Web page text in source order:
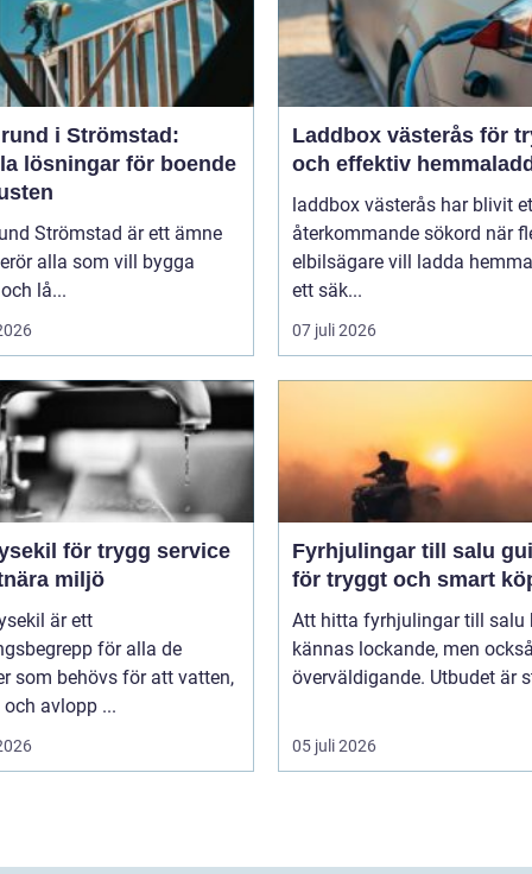
i Strömstad:
lösningar för boende
Strömstad är ett ämne
alla som vill bygga
lå...
Laddbox västerås för
och effektiv
laddbox västerås har blivit
återkommande sökord när
elbilsägare vill ladda
ett säk...
07 juli 2026
för trygg service
miljö
är ett
för alla de
som behövs för att vatten,
avlopp ...
Fyrhjulingar till salu guide
för tryggt och smart
Att hitta fyrhjulingar till salu
kännas lockande, men
överväldigande. Utbudet är
05 juli 2026